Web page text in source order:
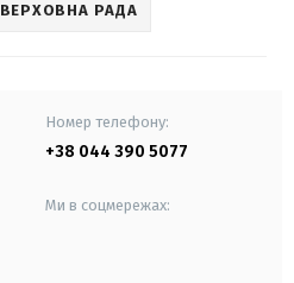
ВЕРХОВНА РАДА
Номер телефону:
+38 044 390 5077
Ми в соцмережах: